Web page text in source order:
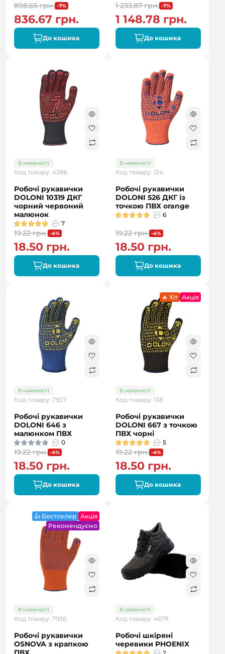
898.65 грн. -7%
836.67 грн.
До кошика
1 233.87 грн. -7%
1 148.78 грн.
До кошика
В наявності
Код товару: 4286
Робочі рукавички
DOLONI 10319 ДКГ
чорний червоний
малюнок
7
19.22 грн. -4%
18.50 грн.
До кошика
В наявності
Код товару: 124
Робочі рукавички
DOLONI 526 ДКГ із
точкою ПВХ orange
6
19.22 грн. -4%
18.50 грн.
До кошика
В наявності
Код товару: 7937
Робочі рукавички
DOLONI 646 з
малюнком ПВХ
0
19.22 грн. -4%
18.50 грн.
До кошика
🔥 Хіт Акція
В наявності
Код товару: 138
Робочі рукавички
DOLONI 667 з точкою
ПВХ чорні
5
19.22 грн. -4%
18.50 грн.
До кошика
👍 Бестселер Акція
Рекомендуємо
В наявності
Код товару: 7936
Робочі рукавички
OSNOVA з крапкою
В наявності
Код товару: 4679
Робочі шкіряні
черевики PHOENIX